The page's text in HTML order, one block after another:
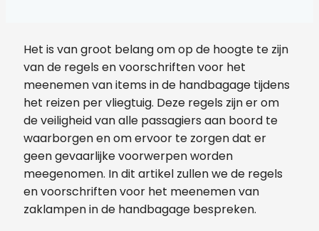
Het is van groot belang om op de hoogte te zijn
van de regels en voorschriften voor het
meenemen van items in de handbagage tijdens
het reizen per vliegtuig. Deze regels zijn er om
de veiligheid van alle passagiers aan boord te
waarborgen en om ervoor te zorgen dat er
geen gevaarlijke voorwerpen worden
meegenomen. In dit artikel zullen we de regels
en voorschriften voor het meenemen van
zaklampen in de handbagage bespreken.